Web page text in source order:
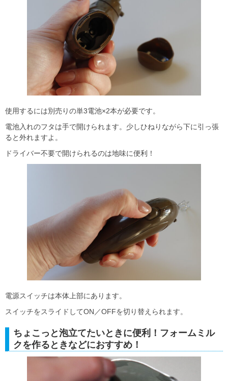
使用するには別売りの単3電池×2本が必要です。
電池入れのフタは手で開けられます。少しひねりながら下に引っ張
ると外れますよ。
ドライバー不要で開けられるのは地味に便利！
電源スイッチは本体上部にあります。
スイッチをスライドしてON／OFFを切り替えられます。
ちょこっと泡立てたいときに便利！フォームミル
クを作るときなどにおすすめ！